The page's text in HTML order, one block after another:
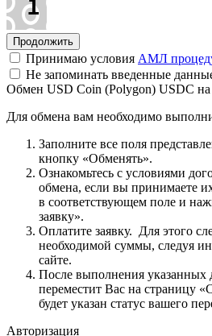
Принимаю условия АМЛ
Не запоминать введенные
Обмен USD Coin (Polygon) USDC
Для обмена вам необходимо
Заполните все поля
кнопку «Обменять».
Ознакомьтесь с условиями
обмена, если вы принимаете
в соответствующем поле и
заявку».
Оплатите заявку. Для этого
необходимой суммы, следуя
сайте.
После выполнения указанных
переместит Вас на страницу
будет указан статус вашего
Авторизация